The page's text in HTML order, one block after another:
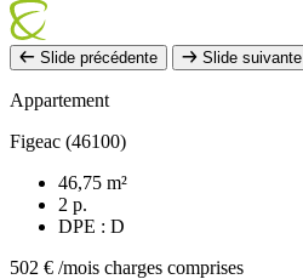
Slide précédente Slide suivante
Appartement
Figeac (46100)
46,75 m²
2 p.
DPE : D
502 € /mois charges comprises